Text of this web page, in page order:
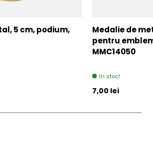
5 cm, podium,
Medalie de
pentru
MMC14050
In stoc!
Pret initial
7,00 lei